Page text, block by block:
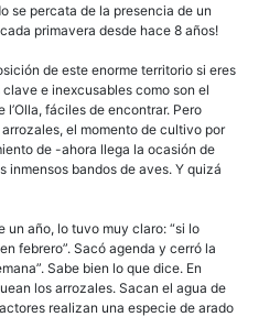
se percata de la presencia de un
primavera desde hace 8 años!
de este enorme territorio si eres
e inexcusables como son el
l’Olla, fáciles de encontrar. Pero
el momento de cultivo por
de -ahora llega la ocasión de
inmensos bandos de aves. Y quizá
un año, lo tuvo muy claro: “si lo
febrero”. Sacó agenda y cerró la
Sabe bien lo que dice. En
los arrozales. Sacan el agua de
realizan una especie de arado